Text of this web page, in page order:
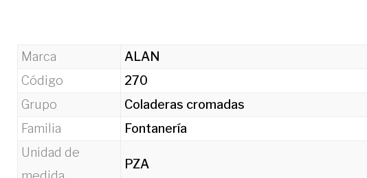
Marca
ALAN
Código
270
Grupo
Coladeras cromadas
Familia
Fontanería
Unidad de
PZA